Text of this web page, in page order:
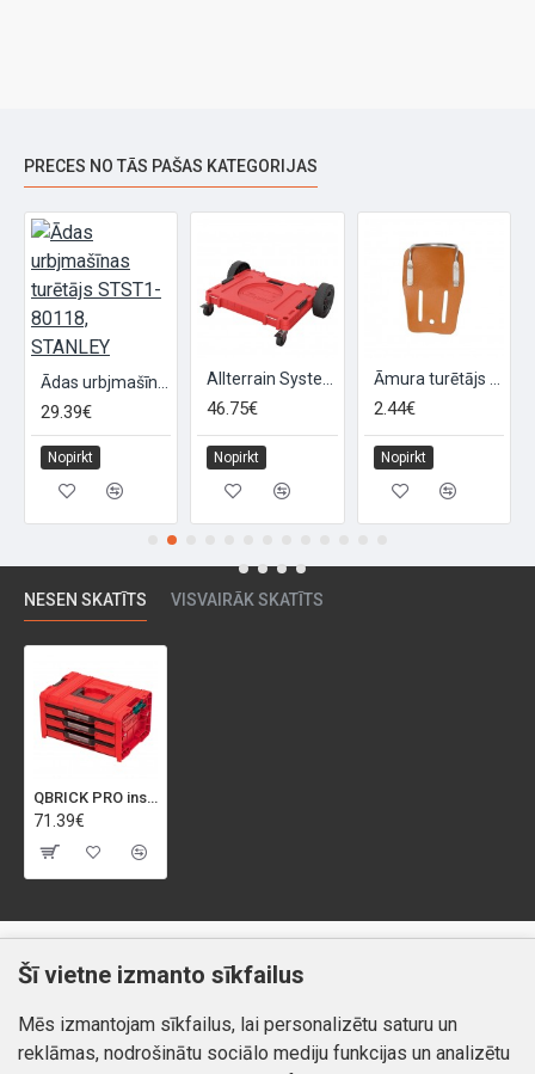
PRECES NO TĀS PAŠAS KATEGORIJAS
29.39€
Nopirkt
Allterrain System ONE Transportēšanas platforma, QBRICK
46.75€
Nopirkt
Āmura turētājs siksnai
2.44€
Nopirkt
NESEN SKATĪTS VISVAIRĀK SKATĪTS
QBRICK PRO instrumentu kaste ar 3 atvilktnēm 2.0 EXPERT
71.39€
Klientiem
Kontakti
Preču atgriešana
Mans profils
Piegāde un apmaksa
Atteikuma tiesības
Privātuma politika
Šī vietne izmanto sīkfailus
Mēs izmantojam sīkfailus, lai personalizētu saturu un
reklāmas, nodrošinātu sociālo mediju funkcijas un analizētu